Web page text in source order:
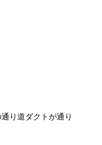
り道ダクトが通り